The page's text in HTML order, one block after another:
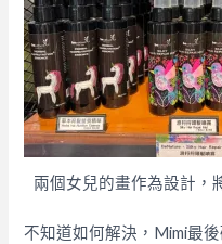
兩個女兒的畫作為設計，
不知道如何解決，Mimi最